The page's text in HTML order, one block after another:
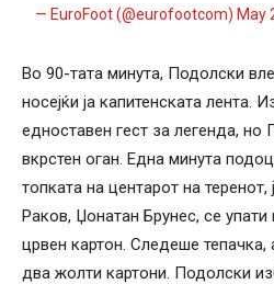
— EuroFoot (@eurofootcom)May
Во 90-тата минута, Подолски
носејќи ја капитенската лента.
едноставен гест за легенда, но
вкрстен оган. Една минута
топката на центарот на
Раков, Џонатан Брунес, се
црвен картон. Следеше тепачка,
два жолти картони. Подолски